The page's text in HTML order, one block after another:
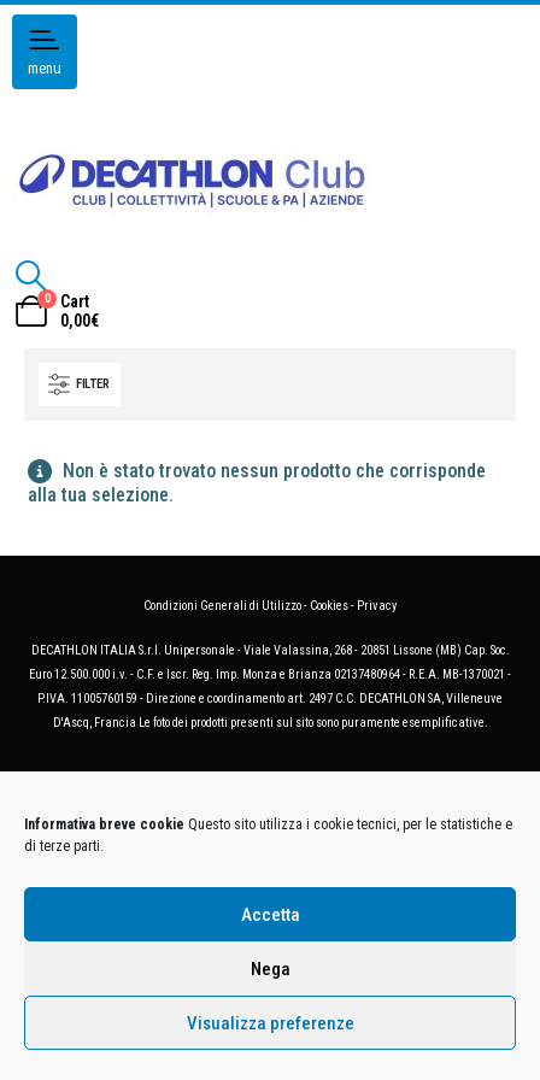
Informativa breve cookie Questo sito utilizza i cookie tecnici, per le statistiche e
di terze parti.
Accetta
Nega
Visualizza preferenze
menu
0
Cart
0,00€
FILTER
Non è stato trovato nessun prodotto che corrisponde
alla tua selezione.
Condizioni Generali di Utilizzo- Cookies- Privacy
DECATHLON ITALIA S.r.l. Unipersonale - Viale Valassina, 268 - 20851 Lissone (MB) Cap. Soc.
Euro 12.500.000 i.v. - C.F. e Iscr. Reg. Imp. Monza e Brianza 02137480964 - R.E.A. MB-1370021 -
P.IVA. 11005760159 - Direzione e coordinamento art. 2497 C.C. DECATHLON SA, Villeneuve
D'Ascq, Francia Le foto dei prodotti presenti sul sito sono puramente esemplificative.